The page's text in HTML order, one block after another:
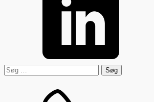
Søg